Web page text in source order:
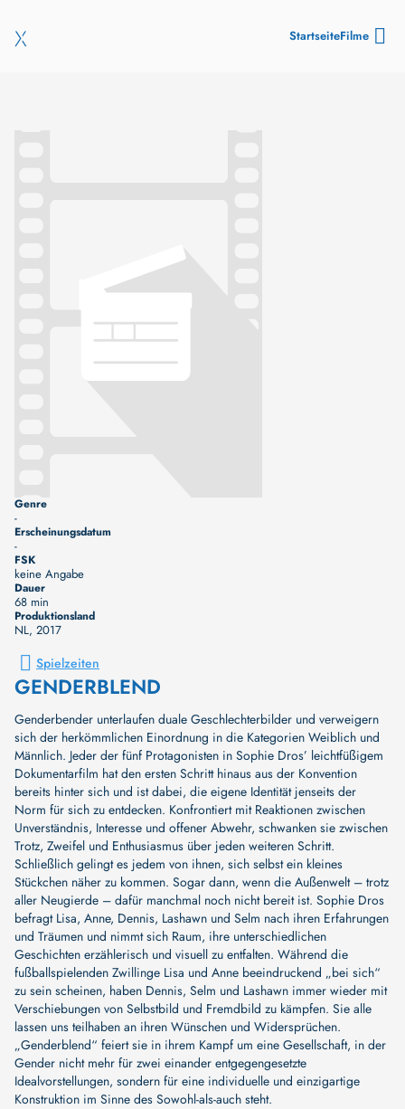
StartseiteFilme
Genre
-
Erscheinungsdatum
-
FSK
keine Angabe
Dauer
68 min
Produktionsland
NL, 2017
Spielzeiten
GENDERBLEND
Genderbender unterlaufen duale Geschlechterbilder und verweigern
sich der herkömmlichen Einordnung in die Kategorien Weiblich und
Männlich. Jeder der fünf Protagonisten in Sophie Dros’ leichtfüßigem
Dokumentarfilm hat den ersten Schritt hinaus aus der Konvention
bereits hinter sich und ist dabei, die eigene Identität jenseits der
Norm für sich zu entdecken. Konfrontiert mit Reaktionen zwischen
Unverständnis, Interesse und offener Abwehr, schwanken sie zwischen
Trotz, Zweifel und Enthusiasmus über jeden weiteren Schritt.
Schließlich gelingt es jedem von ihnen, sich selbst ein kleines
Stückchen näher zu kommen. Sogar dann, wenn die Außenwelt – trotz
aller Neugierde – dafür manchmal noch nicht bereit ist. Sophie Dros
befragt Lisa, Anne, Dennis, Lashawn und Selm nach ihren Erfahrungen
und Träumen und nimmt sich Raum, ihre unterschiedlichen
Geschichten erzählerisch und visuell zu entfalten. Während die
fußballspielenden Zwillinge Lisa und Anne beeindruckend „bei sich“
zu sein scheinen, haben Dennis, Selm und Lashawn immer wieder mit
Verschiebungen von Selbstbild und Fremdbild zu kämpfen. Sie alle
lassen uns teilhaben an ihren Wünschen und Widersprüchen.
„Genderblend“ feiert sie in ihrem Kampf um eine Gesellschaft, in der
Gender nicht mehr für zwei einander entgegengesetzte
Idealvorstellungen, sondern für eine individuelle und einzigartige
Konstruktion im Sinne des Sowohl-als-auch steht.